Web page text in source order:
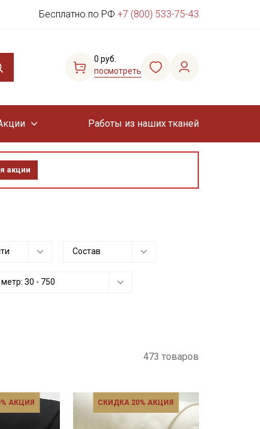
Бесплатно по РФ +7 (800) 533-75-43
0 руб.
посмотреть
Работы из наших тканей
акции
Состав
30 - 750
473 товаров
АКЦИЯ СКИДКА 20% АКЦИЯ